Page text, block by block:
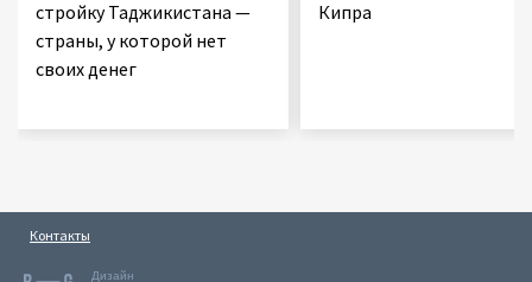
стройку Таджикистана —
страны, у которой нет
своих денег
Кипра
Контакты
Дизайн